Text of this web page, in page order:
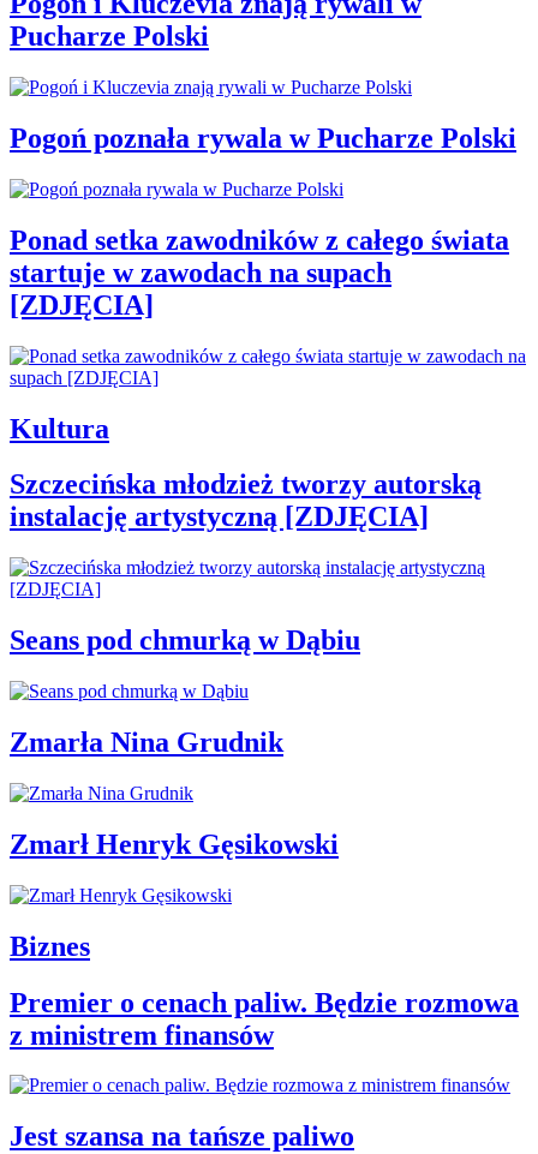
Pucharze Polski
Pogoń poznała rywala w Pucharze Polski
Ponad setka zawodników z całego świata
startuje w zawodach na supach
[ZDJĘCIA]
Kultura
Szczecińska młodzież tworzy autorską
instalację artystyczną [ZDJĘCIA]
Seans pod chmurką w Dąbiu
Zmarła Nina Grudnik
Zmarł Henryk Gęsikowski
Biznes
Premier o cenach paliw. Będzie rozmowa
z ministrem finansów
Jest szansa na tańsze paliwo